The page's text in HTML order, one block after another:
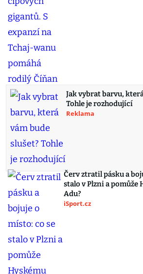
Jak vybrat barvu,
Tohle je rozhodující
Reklama
Červ ztratil pásku a
stalo v Plzni a pomůže
Adu?
iSport.cz